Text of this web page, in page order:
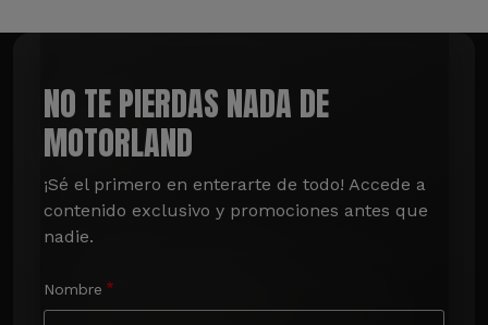
NO TE PIERDAS NADA DE
MOTORLAND
¡Sé el primero en enterarte de todo! Accede a
contenido exclusivo y promociones antes que
nadie.
Nombre